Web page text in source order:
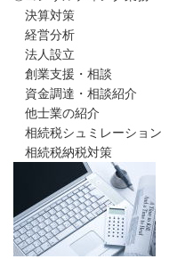
決算対策
経営分析
法人設立
創業支援・相談
資金調達・相談紹介
他士業の紹介
相続税シュミレーション
相続税納税対策